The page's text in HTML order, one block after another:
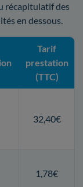
récapitulatif des
en dessous.
Tarif
prestation
(TTC)
32,40€
1,78€